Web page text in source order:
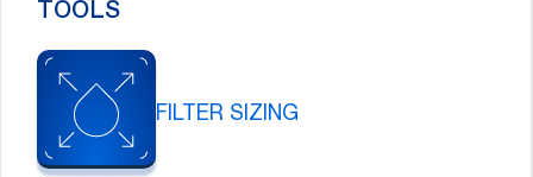
TOOLS
FILTER SIZING